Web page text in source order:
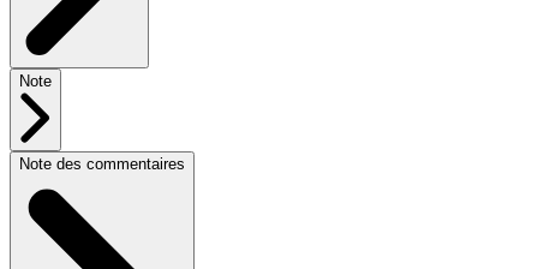
Note
Note des commentaires